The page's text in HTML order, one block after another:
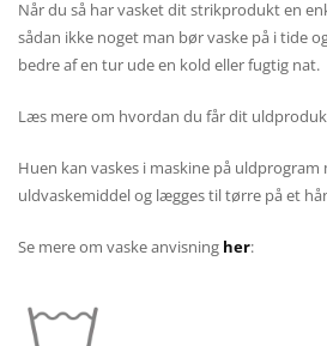
Når du så har vasket dit strikprodukt en
sådan ikke noget man bør vaske på i tide
bedre af en tur ude en kold eller fugtig nat.
Læs mere om hvordan du får dit
Huen kan vaskes i maskine på uldprogram
uldvaskemiddel og lægges til tørre på et
Se mere om vaske anvisning her: